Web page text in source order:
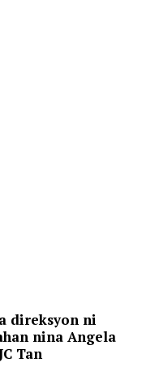
direksyon ni
nina Angela
Tan